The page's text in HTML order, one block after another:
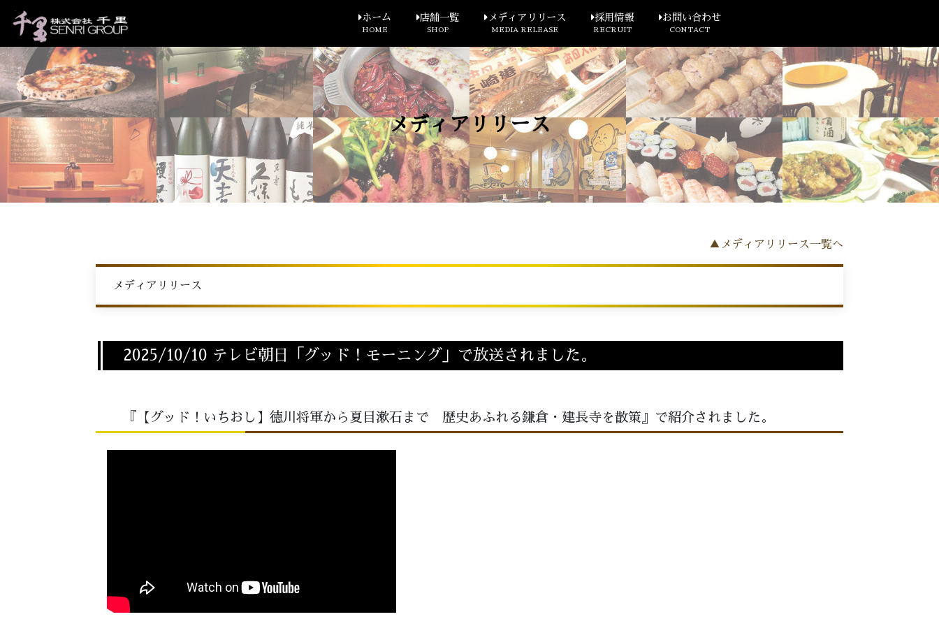
ホーム
HOME
店舗一覧
SHOP
メディアリリース
MEDIA RELEASE
採用情報
RECRUIT
お問い合わせ
CONTACT
メディアリリース
▲メディアリリース一覧へ
メディアリリース
2025/10/10 テレビ朝日「グッド！モーニング」で放送されました。
『【グッド！いちおし】徳川将軍から夏目漱石まで 歴史あふれる鎌倉・建長寺を散策』で紹介されました。